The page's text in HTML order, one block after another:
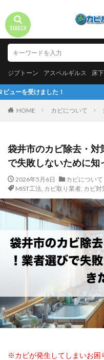
ジプトーン アスペルギルス 床
！
HOME カビについて
袋井市のカビ除去・対
で失敗しないために知
2026年5月6日
カビについて
MIST工法, カビ取り業者, カビ対
※カビが発生してしまいお困